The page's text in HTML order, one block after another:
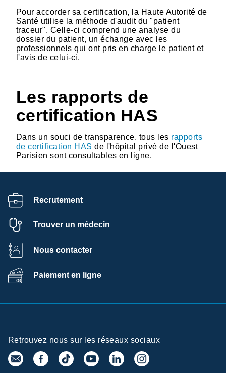
Pour accorder sa certification, la Haute Autorité de
Santé utilise la méthode d'audit du "patient
traceur". Celle-ci comprend une analyse du
dossier du patient, un échange avec les
professionnels qui ont pris en charge le patient et
l'avis de celui-ci.
Les rapports de
certification HAS
Dans un souci de transparence, tous les rapports
de certification HAS de l'hôpital privé de l'Ouest
Parisien sont consultables en ligne.
Recrutement
Trouver un médecin
Nous contacter
Paiement en ligne
Retrouvez nous sur les réseaux sociaux